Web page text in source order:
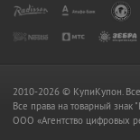
2010-2026 © КупиКупон.
Все права на товарный
OOO «Агентство